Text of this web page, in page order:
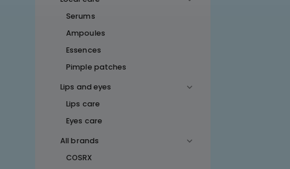
Serums
Ampoules
Essences
Pimple patches
Lips and eyes
Lips care
Eyes care
All brands
COSRX